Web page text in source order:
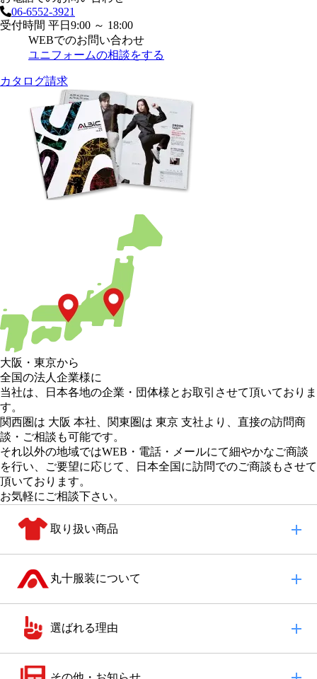
06-6552-3921
受付時間 平日9:00 ～ 18:00
WEBでのお問い合わせ
ユニフォームの相談をする
カタログ請求
大阪 ・ 東京から
全国の法人企業様に
当社は、日本各地の企業・団体様とお取引させて頂いておりま
す。
関西圏は 大阪 本社、 関東圏は 東京 支社より、直接の訪問商
談・ご相談も可能です。
それ以外の地域ではWEB・電話・メールにて細やかなご商談
を行い、
ご要望に応じて、日本全国に訪問でのご商談もさせて
頂いております。
お気軽にご相談下さい。
取り扱い商品
丸十服装について
選ばれる理由